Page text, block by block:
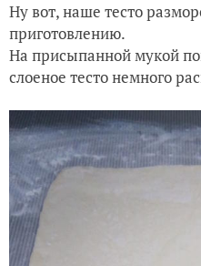
Ну вот, наше тесто
приготовлению.
На присыпанной мукой
слоеное тесто немного